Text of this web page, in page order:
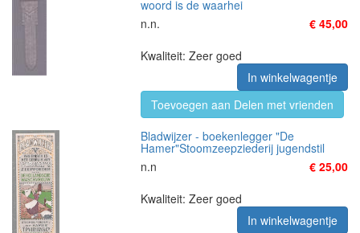
woord is de waarhei
n.n.
€ 45,00
Kwaliteit: Zeer goed
In winkelwagentje
Toevoegen aan Delen met vrienden
Bladwijzer - boekenlegger "De
Hamer"Stoomzeepziederij jugendstil
n.n
€ 25,00
Kwaliteit: Zeer goed
In winkelwagentje